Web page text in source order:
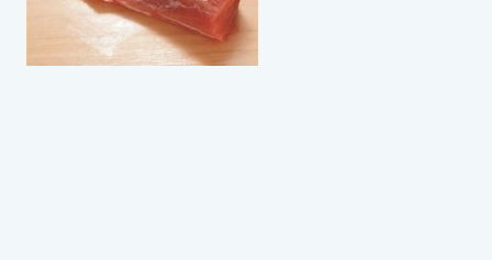
メールでお問い合わせ